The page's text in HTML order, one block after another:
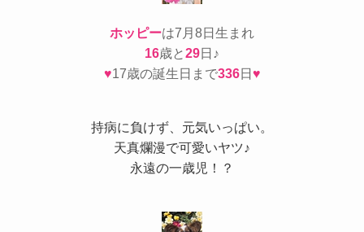
ホッピーは7月8日生まれ
16歳と29日♪
♥17歳の誕生日まで336日♥
持病に負けず、元気いっぱい。
天真爛漫で可愛いヤツ♪
永遠の一歳児！？